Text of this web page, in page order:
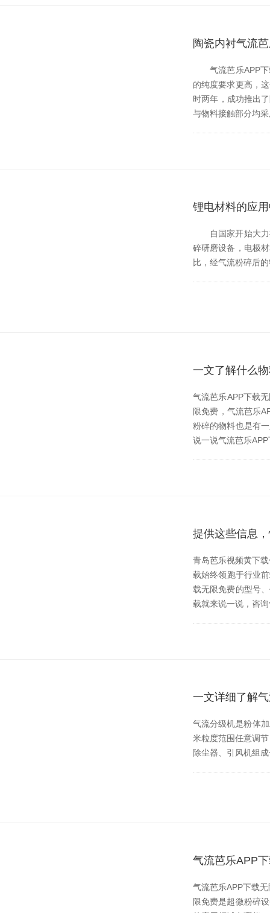
陶瓷内衬气流
气流芭乐APP下载
的纯度要求更高
时两年，成功
与物料接触部分均
锂电材料的应
自国家开始大力推
碎研磨设备，电极
比，经气流粉碎后
一文了解什么
气流芭乐APP下载
限免费，气流芭乐
粉碎的物料也是有一
说一说气流芭乐APP
提供这些信息
青岛芭乐视频黄下载
载始终领跑于行业前
载无限免费的型号
载就来说一说，
一文详细了解
气流分级机是粉体加
米粒度范围任意调节
除尘器、引风机
气流芭乐APP
气流芭乐APP下载无
限免费是超微粉碎设